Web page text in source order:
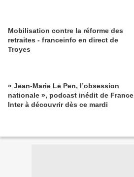
Mobilisation contre la réforme des
retraites - franceinfo en direct de
Troyes
« Jean-Marie Le Pen, l’obsession
nationale », podcast inédit de France
Inter à découvrir dès ce mardi